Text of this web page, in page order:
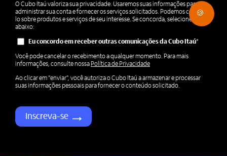
O Cubo Itaú valoriza sua privacidade. Usaremos suas informações para
administrar sua conta e fornecer os serviços solicitados. Podemos contatá-
lo sobre produtos e serviços de seu interesse. Se concorda, selecione
abaixo:
Eu concordo em receber outras comunicações da Cubo Itaú*
Você pode cancelar o recebimento a qualquer momento. Para mais
informações, consulte nossa Política de Privacidade
Ao clicar em "enviar", você autoriza o Cubo Itaú a armazenar e processar
suas informações pessoais para fornecer o conteúdo solicitado.
🍪